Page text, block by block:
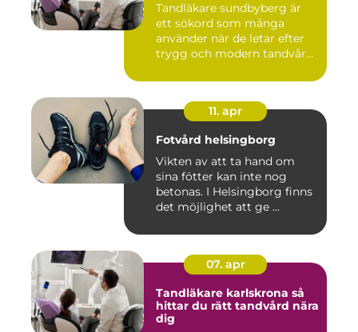
Tandläkare sundbyberg är
ett sökord som många
använder när de letar efter
trygg och modern tandvård
11. apr
Fotvård helsingborg
Vikten av att ta hand om
sina fötter kan inte nog
betonas. I Helsingborg finns
det möjlighet att ge ...
07. apr
Tandläkare karlskrona så
hittar du rätt tandvård nära
dig